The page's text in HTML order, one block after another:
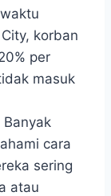
korban
per
masuk
Banyak
cara
sering
atau